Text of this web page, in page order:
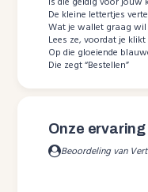
De kleine lettertjes
Wat je wallet graag
Lees ze, voordat je klikt
Op die gloeiende
Die zegt “Bestellen”
Onze
Beoordeling van